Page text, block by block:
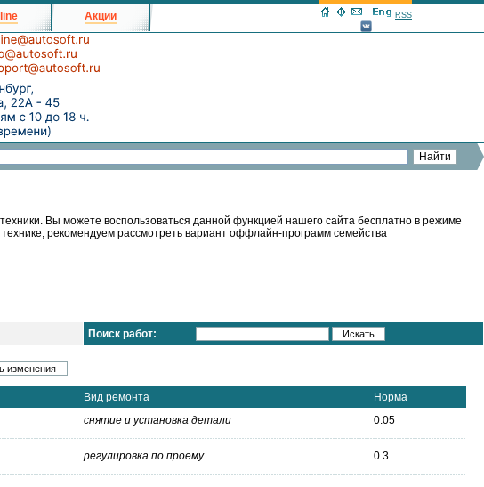
Акции RSS
Вы можете воспользоваться данной функцией нашего сайта бесплатно в режиме
рекомендуем рассмотреть вариант оффлайн-программ семейства
Поиск работ:
Вид ремонта
Норма
снятие и установка детали 0.05
регулировка по проему 0.3